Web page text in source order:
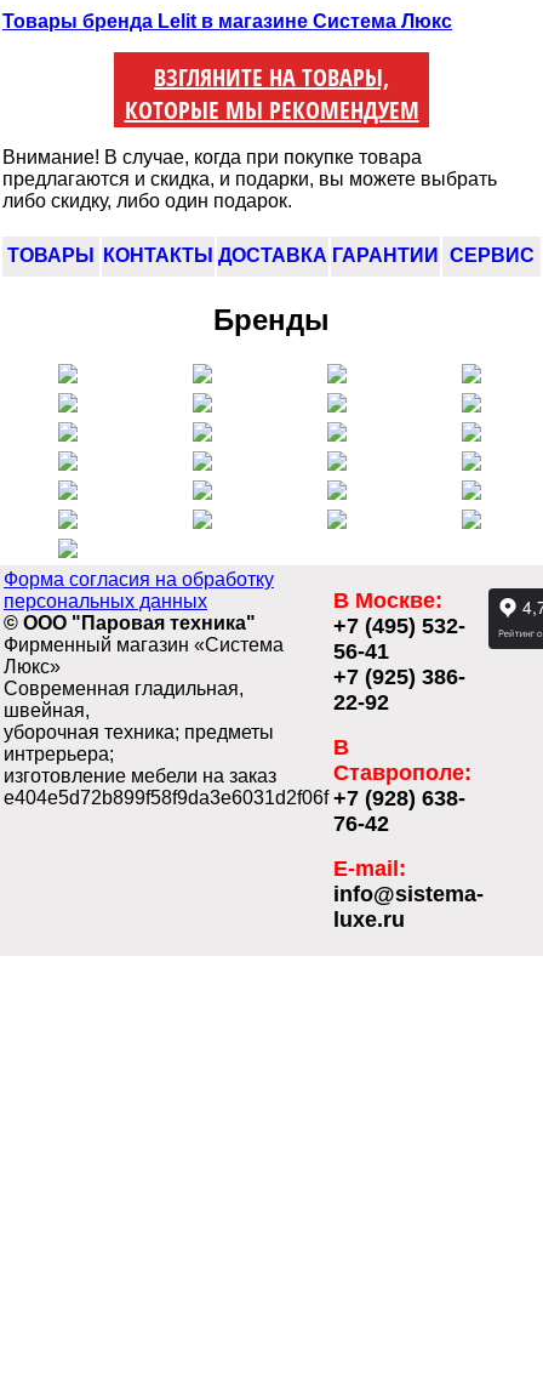
Товары бренда Lelit в магазине Система Люкс
ВЗГЛЯНИТЕ НА ТОВАРЫ,
КОТОРЫЕ МЫ РЕКОМЕНДУЕМ
Внимание! В случае, когда при покупке товара
предлагаются и скидка, и подарки, вы можете выбрать
либо скидку, либо один подарок.
ТОВАРЫ КОНТАКТЫ ДОСТАВКА ГАРАНТИИ СЕРВИС
Бренды
Форма согласия на обработку
персональных данных
© ООО "Паровая техника"
Фирменный магазин «Система
Люкс»
Современная гладильная,
швейная,
уборочная техника; предметы
интрерьера;
изготовление мебели на заказ
e404e5d72b899f58f9da3e6031d2f06f
В Москве:
+7 (495) 532-
56-41
+7 (925) 386-
22-92
В
Ставрополе:
+7 (928) 638-
76-42
E-mail:
info@sistema-
luxe.ru